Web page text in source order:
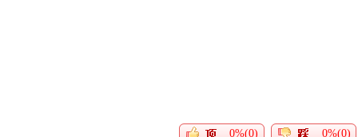
0%(0) 0%(0)